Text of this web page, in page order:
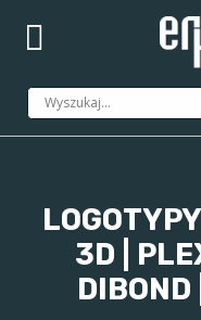
3D |
DIBOND